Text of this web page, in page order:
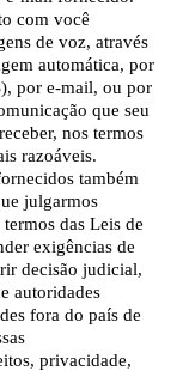
com você
de voz, através
automática, por
por e-mail, ou por
que seu
nos termos
razoáveis.
também
julgarmos
termos das Leis de
exigências de
decisão judicial,
autoridades
fora do país de
privacidade,